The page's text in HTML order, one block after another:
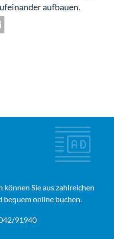
aufbauen.
können Sie aus zahlreichen
online buchen.
91940